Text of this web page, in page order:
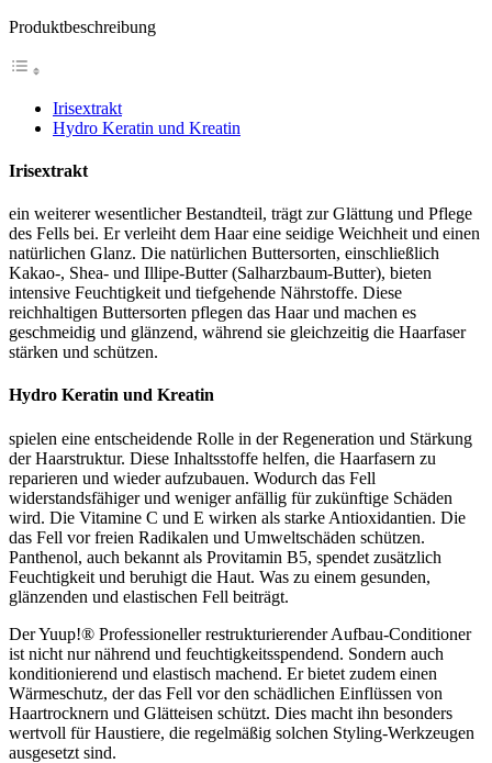
Produktbeschreibung
Irisextrakt
Hydro Keratin und Kreatin
Irisextrakt
ein weiterer wesentlicher Bestandteil, trägt zur Glättung und Pflege
des Fells bei. Er verleiht dem Haar eine seidige Weichheit und einen
natürlichen Glanz. Die natürlichen Buttersorten, einschließlich
Kakao-, Shea- und Illipe-Butter (Salharzbaum-Butter), bieten
intensive Feuchtigkeit und tiefgehende Nährstoffe. Diese
reichhaltigen Buttersorten pflegen das Haar und machen es
geschmeidig und glänzend, während sie gleichzeitig die Haarfaser
stärken und schützen.
Hydro Keratin und Kreatin
spielen eine entscheidende Rolle in der Regeneration und Stärkung
der Haarstruktur. Diese Inhaltsstoffe helfen, die Haarfasern zu
reparieren und wieder aufzubauen. Wodurch das Fell
widerstandsfähiger und weniger anfällig für zukünftige Schäden
wird. Die Vitamine C und E wirken als starke Antioxidantien. Die
das Fell vor freien Radikalen und Umweltschäden schützen.
Panthenol, auch bekannt als Provitamin B5, spendet zusätzlich
Feuchtigkeit und beruhigt die Haut. Was zu einem gesunden,
glänzenden und elastischen Fell beiträgt.
Der Yuup!® Professioneller restrukturierender Aufbau-Conditioner
ist nicht nur nährend und feuchtigkeitsspendend. Sondern auch
konditionierend und elastisch machend. Er bietet zudem einen
Wärmeschutz, der das Fell vor den schädlichen Einflüssen von
Haartrocknern und Glätteisen schützt. Dies macht ihn besonders
wertvoll für Haustiere, die regelmäßig solchen Styling-Werkzeugen
ausgesetzt sind.